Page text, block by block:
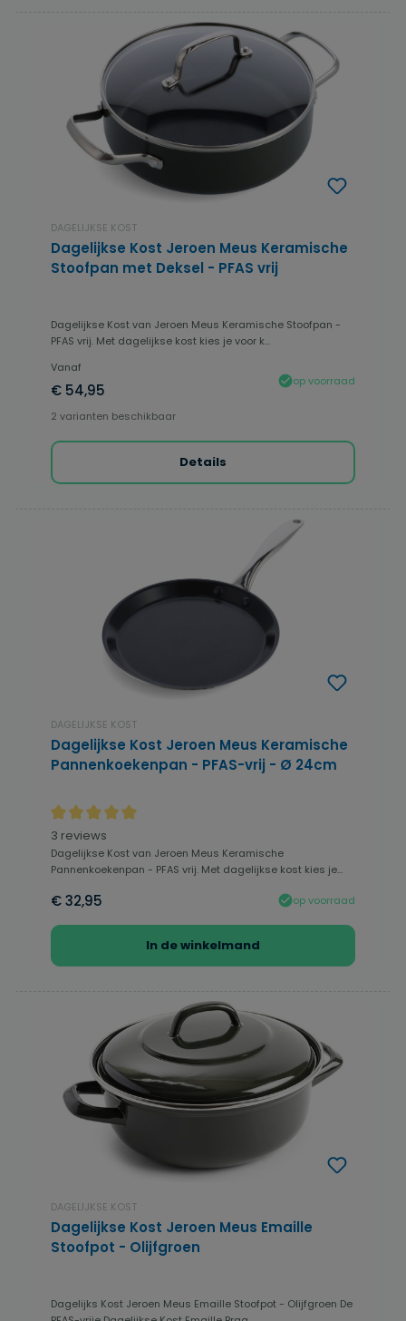
DAGELIJKSE KOST
Dagelijkse Kost Jeroen Meus Keramische
Stoofpan met Deksel - PFAS vrij
Dagelijkse Kost van Jeroen Meus Keramische Stoofpan -
PFAS vrij. Met dagelijkse kost kies je voor k...
Vanaf
€ 54,95
op voorraad
2 varianten beschikbaar
Details
DAGELIJKSE KOST
Dagelijkse Kost Jeroen Meus Keramische
Pannenkoekenpan - PFAS-vrij - Ø 24cm
Gemiddelde waardering van 5 van 5 sterren
3 reviews
Dagelijkse Kost van Jeroen Meus Keramische
Pannenkoekenpan - PFAS vrij. Met dagelijkse kost kies je...
€ 32,95 op voorraad
In de winkelmand
DAGELIJKSE KOST
Dagelijkse Kost Jeroen Meus Emaille
Stoofpot - Olijfgroen
Dagelijks Kost Jeroen Meus Emaille Stoofpot - Olijfgroen De